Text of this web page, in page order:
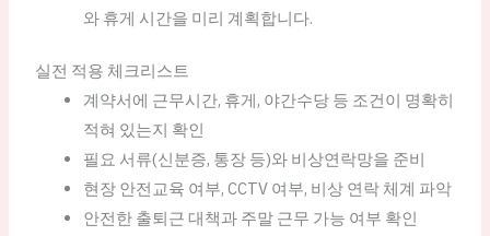
와 휴게 시간을 미리 계획합니다.
실전 적용 체크리스트
계약서에 근무시간, 휴게, 야간수당 등 조건이 명확히
적혀 있는지 확인
필요 서류(신분증, 통장 등)와 비상연락망을 준비
현장 안전교육 여부, CCTV 여부, 비상 연락 체계 파악
안전한 출퇴근 대책과 주말 근무 가능 여부 확인